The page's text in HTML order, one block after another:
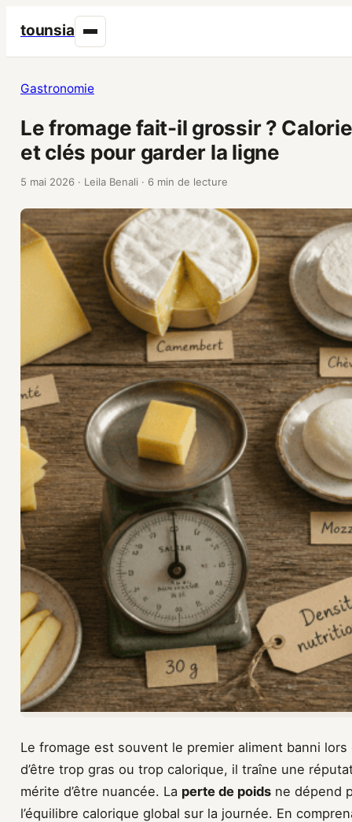
tounsia
Gastronomie
Le fromage fait-il grossir ?
et clés pour garder la ligne
5 mai 2026 · Leila Benali · 6 min de lecture
Le fromage est souvent le premier aliment banni lors
d’être trop gras ou trop calorique, il traîne une
mérite d’être nuancée. La perte de poids ne dépend
l’équilibre calorique global sur la journée. En